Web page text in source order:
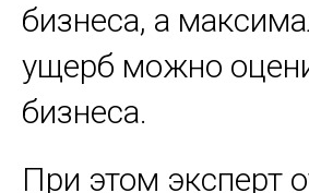
бизнеса, а
ущерб можно
бизнеса.
При этом эксперт